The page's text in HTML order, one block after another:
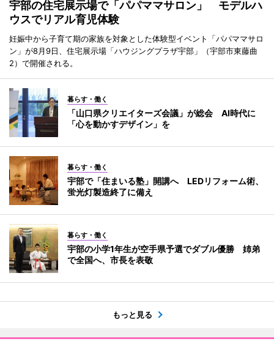
宇部の住宅展示場で「パパママサロン」 モデルハ
ウスでリアル育児体験
妊娠中から子育て期の家族を対象とした体験型イベント「パパママサロ
ン」が8月9日、住宅展示場「ハウジングプラザ宇部」（宇部市東藤曲
2）で開催される。
暮らす・働く
「山口県クリエイターズ会議」が総会 AI時代に
「心を動かすデザイン」を
暮らす・働く
宇部で「住まいる塾」開講へ LEDリフォーム術、
蛍光灯製造終了に備え
暮らす・働く
宇部の小学1年生が空手県予選でダブル優勝 姉弟
で全国へ、市長を表敬
もっと見る